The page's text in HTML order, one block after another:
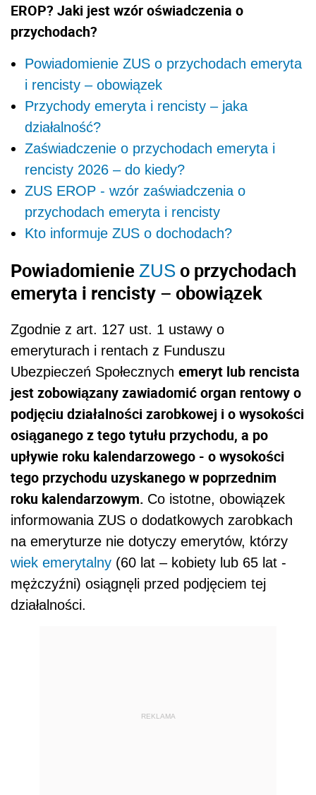
EROP? Jaki jest wzór oświadczenia o
przychodach?
Powiadomienie ZUS o przychodach emeryta
i rencisty – obowiązek
Przychody emeryta i rencisty – jaka
działalność?
Zaświadczenie o przychodach emeryta i
rencisty 2026 – do kiedy?
ZUS EROP - wzór zaświadczenia o
przychodach emeryta i rencisty
Kto informuje ZUS o dochodach?
Powiadomienie ZUS o przychodach
emeryta i rencisty – obowiązek
Zgodnie z art. 127 ust. 1 ustawy o
emeryturach i rentach z Funduszu
Ubezpieczeń Społecznych emeryt lub rencista
jest zobowiązany zawiadomić organ rentowy o
podjęciu działalności zarobkowej i o wysokości
osiąganego z tego tytułu przychodu, a po
upływie roku kalendarzowego - o wysokości
tego przychodu uzyskanego w poprzednim
roku kalendarzowym. Co istotne, obowiązek
informowania ZUS o dodatkowych zarobkach
na emeryturze nie dotyczy emerytów, którzy
wiek emerytalny (60 lat – kobiety lub 65 lat -
mężczyźni) osiągnęli przed podjęciem tej
działalności.
REKLAMA